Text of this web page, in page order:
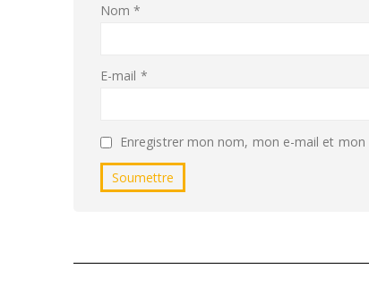
Nom*
E-mail *
Enregistrer mon nom, mon e-mail et